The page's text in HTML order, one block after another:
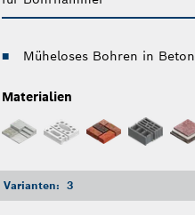
Müheloses Bohren in Beton
Materialien
Varianten: 3